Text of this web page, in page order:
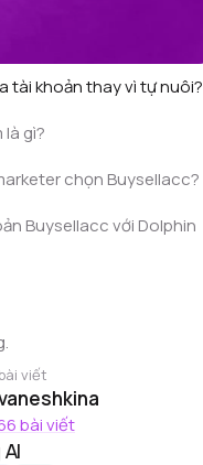
tài khoản thay vì tự nuôi?
gì?
chọn Buysellacc?
Buysellacc với Dolphin
viết
bài viết